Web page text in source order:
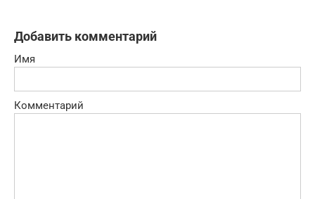
Добавить комментарий
Имя
Комментарий